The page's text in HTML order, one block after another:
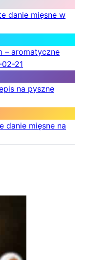
danie mięsne w
– aromatyczne
21
na pyszne
danie mięsne na